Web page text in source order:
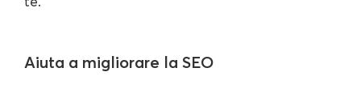
Aiuta a migliorare la SEO